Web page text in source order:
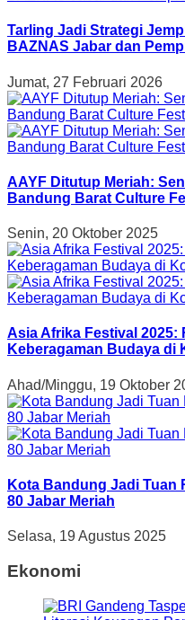
Tarling Jadi Strategi
BAZNAS Jabar dan
Jumat, 27 Februari 2026
AAYF Ditutup Meriah:
Bandung Barat Culture
Senin, 20 Oktober 2025
Asia Afrika Festival 2025:
Keberagaman Budaya di
Ahad/Minggu, 19 Oktober
Kota Bandung Jadi Tuan
80 Jabar Meriah
Selasa, 19 Agustus 2025
Ekonomi